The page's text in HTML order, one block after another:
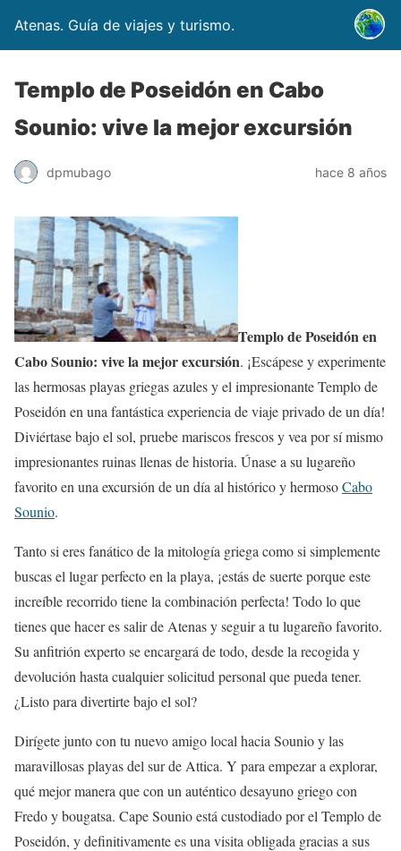
Atenas. Guía de viajes y turismo.
Templo de Poseidón en Cabo
Sounio: vive la mejor excursión
dpmubago hace 8 años
Templo de Poseidón en
Cabo Sounio: vive la mejor excursión. ¡Escápese y experimente
las hermosas playas griegas azules y el impresionante Templo de
Poseidón en una fantástica experiencia de viaje privado de un día!
Diviértase bajo el sol, pruebe mariscos frescos y vea por sí mismo
impresionantes ruinas llenas de historia. Únase a su lugareño
favorito en una excursión de un día al histórico y hermosoCabo
Sounio.
Tanto si eres fanático de la mitología griega como si simplemente
buscas el lugar perfecto en la playa, ¡estás de suerte porque este
increíble recorrido tiene la combinación perfecta! Todo lo que
tienes que hacer es salir de Atenas y seguir a tu lugareño favorito.
Su anfitrión experto se encargará de todo, desde la recogida y
devolución hasta cualquier solicitud personal que pueda tener.
¿Listo para divertirte bajo el sol?
Dirígete junto con tu nuevo amigo local hacia Sounio y las
maravillosas playas del sur de Attica. Y para empezar a explorar,
qué mejor manera que con un auténtico desayuno griego con
Fredo y bougatsa. Cape Sounio está custodiado por el Templo de
Poseidón, y definitivamente es una visita obligada gracias a sus